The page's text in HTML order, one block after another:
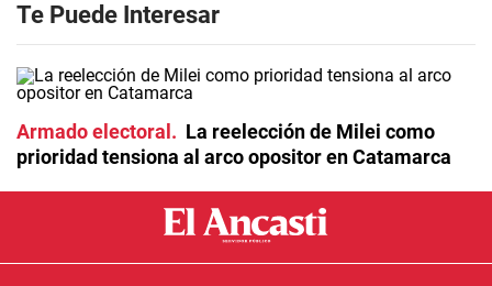
Te Puede Interesar
Armado electoral
La reelección de Milei como
prioridad tensiona al arco opositor en Catamarca